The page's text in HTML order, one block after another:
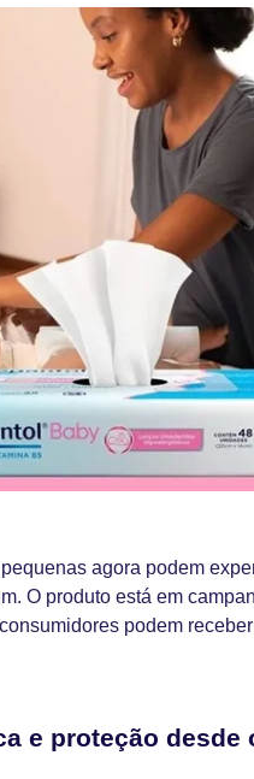
agora podem
O produto está em
podem
e proteção desde